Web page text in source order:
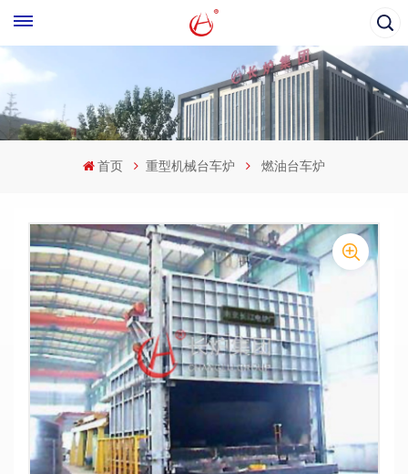
首页 重型机械台车炉 燃油台车炉